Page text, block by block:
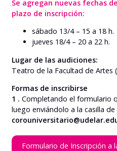
Se agregan nuevas fechas
plazo de inscripción:
sábado 13/4 – 15 a 18 h.
jueves 18/4 – 20 a 22 h.
Lugar de las audiciones:
Teatro de la Facultad de Artes
Formas de inscribirse
1 . Completando el formulario
luego enviándolo a la casilla de
Formulario de Inscripción a